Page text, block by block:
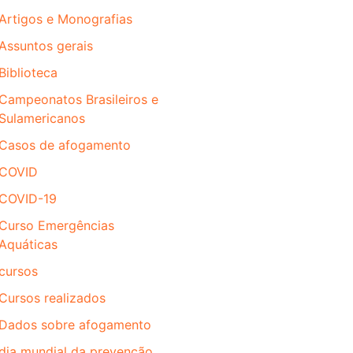
e Monografias
gerais
Biblioteca
Campeonatos Brasileiros e
Sulamericanos
Casos de afogamento
COVID
COVID-19
Curso Emergências
Cursos realizados
Dados sobre afogamento